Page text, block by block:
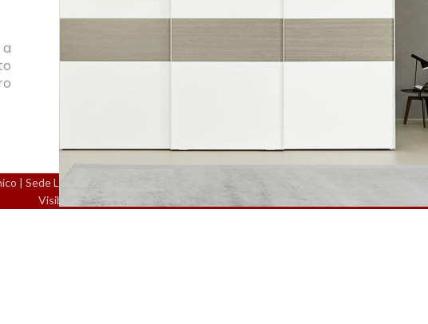
| Sede Legale: Piazza B. Cairoli 111 - ROMA 00186 (RM) | P.Iva/C.F: IT 01581601000
Visibilità online a cura di